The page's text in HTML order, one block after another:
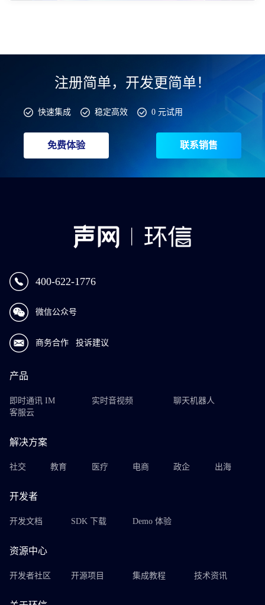
注册简单，开发更简单！
快速集成 稳定高效 0 元试用
免费体验 联系销售
400-622-1776
微信公众号
商务合作 投诉建议
产品
即时通讯 IM 实时音视频
聊天机器人
客服云
解决方案
社交 教育 医疗 电商 政企 出海
开发者
开发文档 SDK 下载 Demo 体验
资源中心
开发者社区 开源项目 集成教程 技术资讯